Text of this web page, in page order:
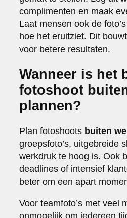
complimenten en maak
Laat mensen ook de
hoe het eruitziet. Dit
voor betere resultaten.
Wanneer is het
fotoshoot
plannen?
Plan fotoshoots buiten
groepsfoto’s, uitgebreide
werkdruk te hoog is. Ook
deadlines of intensief
beter om een apart
Voor teamfoto’s met veel
onmogelijk om iedereen